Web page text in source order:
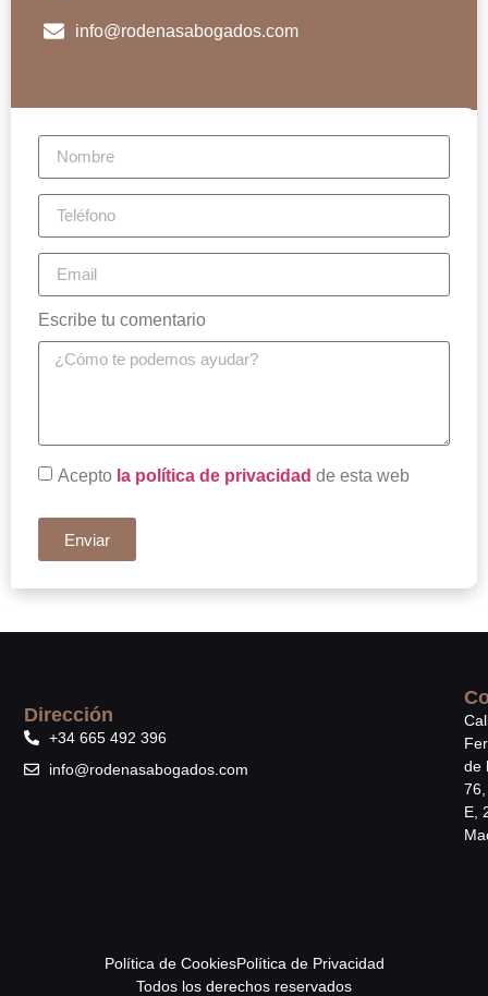
info@rodenasabogados.com
Escribe tu comentario
Acepto la política de privacidad de esta web
Enviar
de
E,
Dirección
+34 665 492 396
info@rodenasabogados.com
Política de CookiesPolítica de Privacidad
Todos los derechos reservados